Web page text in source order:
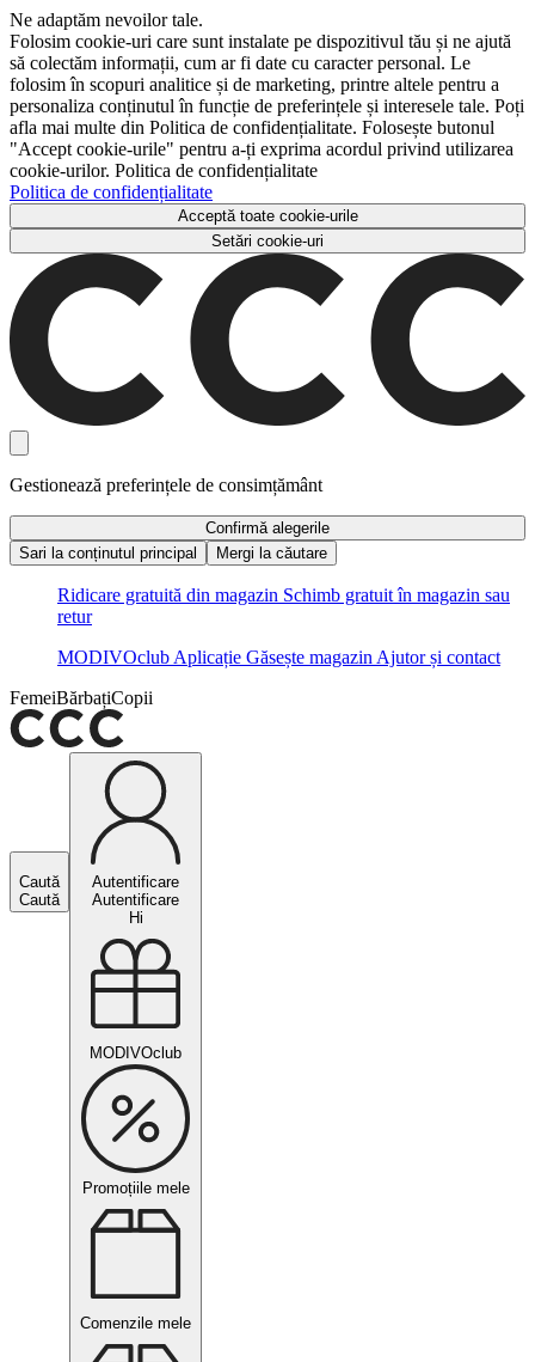
Ne adaptăm nevoilor tale.
Folosim cookie-uri care sunt instalate pe dispozitivul tău și ne ajută
să colectăm informații, cum ar fi date cu caracter personal. Le
folosim în scopuri analitice și de marketing, printre altele pentru a
personaliza conținutul în funcție de preferințele și interesele tale. Poți
afla mai multe din Politica de confidențialitate. Folosește butonul
"Accept cookie-urile" pentru a-ți exprima acordul privind utilizarea
cookie-urilor. Politica de confidențialitate
Politica de confidențialitate
Acceptă toate cookie-urile
Setări cookie-uri
Gestionează preferințele de consimțământ
Confirmă alegerile
Sari la conținutul principal
Mergi la căutare
Ridicare gratuită din magazin Schimb gratuit în magazin sau
retur
MODIVOclub Aplicație Găsește magazin Ajutor și contact
FemeiBărbațiCopii
Caută
Caută
Autentificare
Autentificare
Hi
MODIVOclub
Promoțiile mele
Comenzile mele